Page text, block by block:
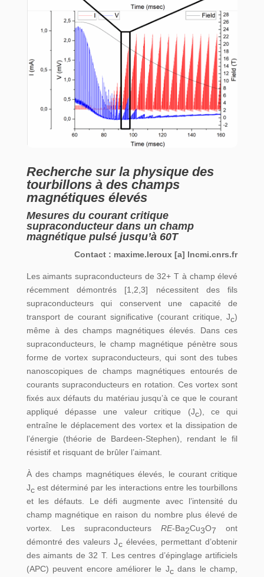
Recherche sur la physique des
tourbillons à des champs
magnétiques élevés
Mesures du courant critique
supraconducteur dans un champ
magnétique pulsé jusqu’à 60T
Contact : maxime.leroux [a] lncmi.cnrs.fr
Les aimants supraconducteurs de 32+ T à champ élevé
récemment démontrés [1,2,3] nécessitent des fils
supraconducteurs qui conservent une capacité de
transport de courant significative (courant critique, Jc)
même à des champs magnétiques élevés. Dans ces
supraconducteurs, le champ magnétique pénètre sous
forme de vortex supraconducteurs, qui sont des tubes
nanoscopiques de champs magnétiques entourés de
courants supraconducteurs en rotation. Ces vortex sont
fixés aux défauts du matériau jusqu’à ce que le courant
appliqué dépasse une valeur critique (Jc), ce qui
entraîne le déplacement des vortex et la dissipation de
l’énergie (théorie de Bardeen-Stephen), rendant le fil
résistif et risquant de brûler l’aimant.
À des champs magnétiques élevés, le courant critique
Jcest déterminé par les interactions entre les tourbillons
et les défauts. Le défi augmente avec l’intensité du
champ magnétique en raison du nombre plus élevé de
vortex. Les supraconducteursRE-Ba2Cu3O7 ont
démontré des valeurs Jcélevées, permettant d’obtenir
des aimants de 32 T. Les centres d’épinglage artificiels
(APC) peuvent encore améliorer le Jcdans le champ,